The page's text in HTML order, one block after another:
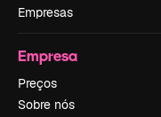
Empresas
Empresa
Preços
Sobre nós